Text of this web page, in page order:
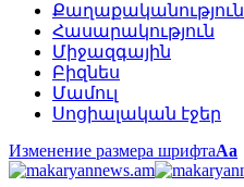
Քաղաքականություն
Հասարակություն
Միջազգային
Բիզնես
Մամուլ
Սոցիալական էջեր
Изменение размера шрифтаАа